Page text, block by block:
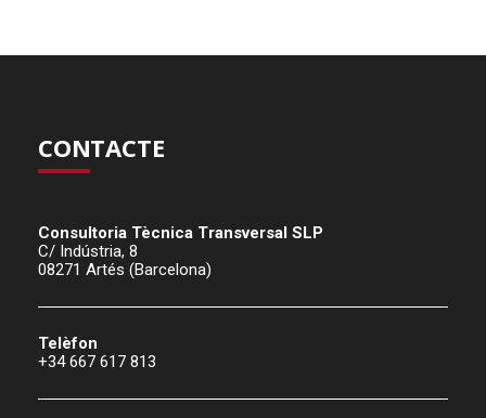
CONTACTE
Consultoria Tècnica Transversal SLP
C/ Indústria, 8
08271 Artés (Barcelona)
Telèfon
+34 667 617 813